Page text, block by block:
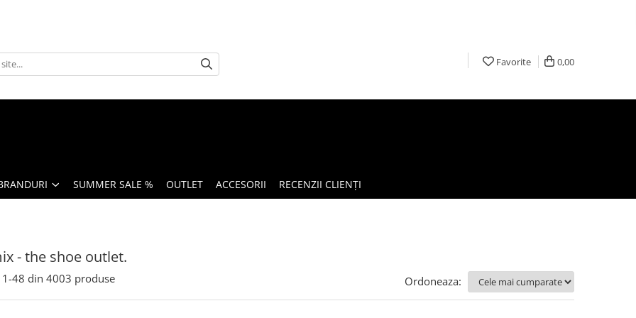
Favorite 0,00
SUMMER SALE % OUTLET ACCESORII RECENZII CLIENȚI
- the shoe outlet.
1-48 din 4003 produse Ordoneaza: